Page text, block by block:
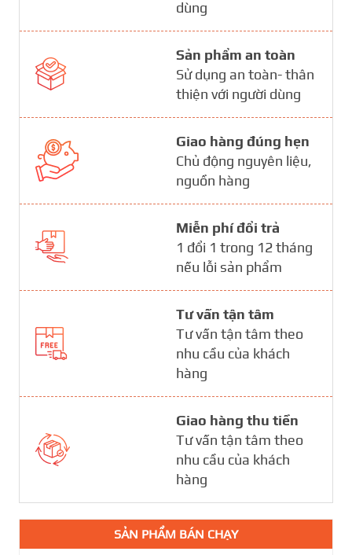
dùng
Sản phẩm an toàn
Sử dụng an toàn- thân
thiện với người dùng
Giao hàng đúng hẹn
Chủ động nguyên liệu,
nguồn hàng
Miễn phí đổi trả
1 đổi 1 trong 12 tháng
nếu lỗi sản phẩm
Tư vấn tận tâm
Tư vấn tận tâm theo
nhu cầu của khách
hàng
Giao hàng thu tiền
Tư vấn tận tâm theo
nhu cầu của khách
hàng
SẢN PHẨM BÁN CHẠY